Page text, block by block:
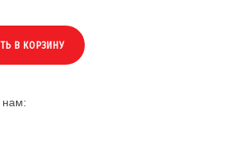
В КОРЗИНУ
нам: